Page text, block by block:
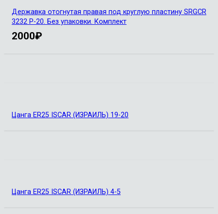
Державка отогнутая правая под круглую пластину SRGCR
3232 P-20. Без упаковки. Комплект
2000₽
Цанга ER25 ISCAR (ИЗРАИЛЬ) 19-20
Цанга ER25 ISCAR (ИЗРАИЛЬ) 4-5